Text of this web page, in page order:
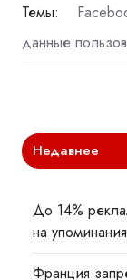
Темы:
данные
Недавнее
До 14%
на
Франция